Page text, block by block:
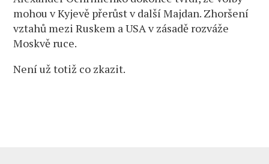
mohou v Kyjevě přerůst v další Majdan. Zhoršení
vztahů mezi Ruskem a USA v zásadě rozváže
Moskvě ruce.
Není už totiž co zkazit.